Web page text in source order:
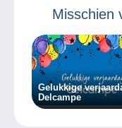
Misschien
Gelukkige
Delcampe